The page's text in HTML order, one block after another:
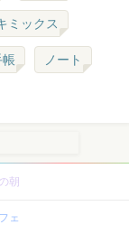
ミックス
ノート
朝
ェ